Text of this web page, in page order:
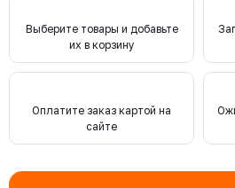
Выберите товары и добавьте
их в корзину
Оплатите заказ картой на
сайте